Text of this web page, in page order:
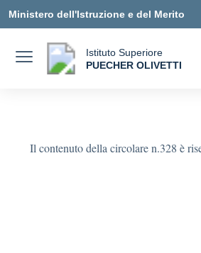
Ministero dell'Istruzione e del Merito
Istituto Superiore
PUECHER OLIVETTI
Il contenuto della circolare n.328 è